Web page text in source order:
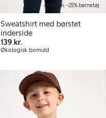
Medlem: -25% børnetøj
Sweatshirt med børstet
inderside
139 kr.139,00 kr.
Økologisk bomuld